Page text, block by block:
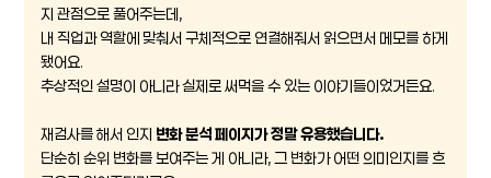
지 관점으로 풀어주는데,
내 직업과 역할에 맞춰서 구체적으로 연결해줘서 읽으면서 메모를 하게
됐어요.
추상적인 설명이 아니라 실제로 써먹을 수 있는 이야기들이었거든요.
재검사를 해서 인지 변화 분석 페이지가 정말 유용했습니다.
단순히 순위 변화를 보여주는 게 아니라, 그 변화가 어떤 의미인지를 흐